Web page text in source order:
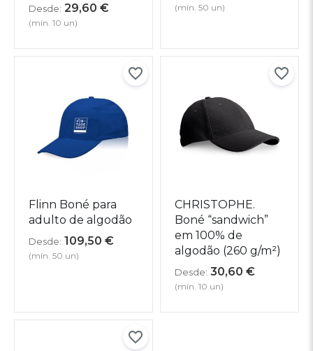
Desde: 29,60 €
(mín. 10 un)
(mín. 50 un)
Flinn Boné para
adulto de algodão
Desde: 109,50 €
(mín. 50 un)
CHRISTOPHE.
Boné “sandwich”
em 100% de
algodão (260 g/m²)
Desde: 30,60 €
(mín. 10 un)